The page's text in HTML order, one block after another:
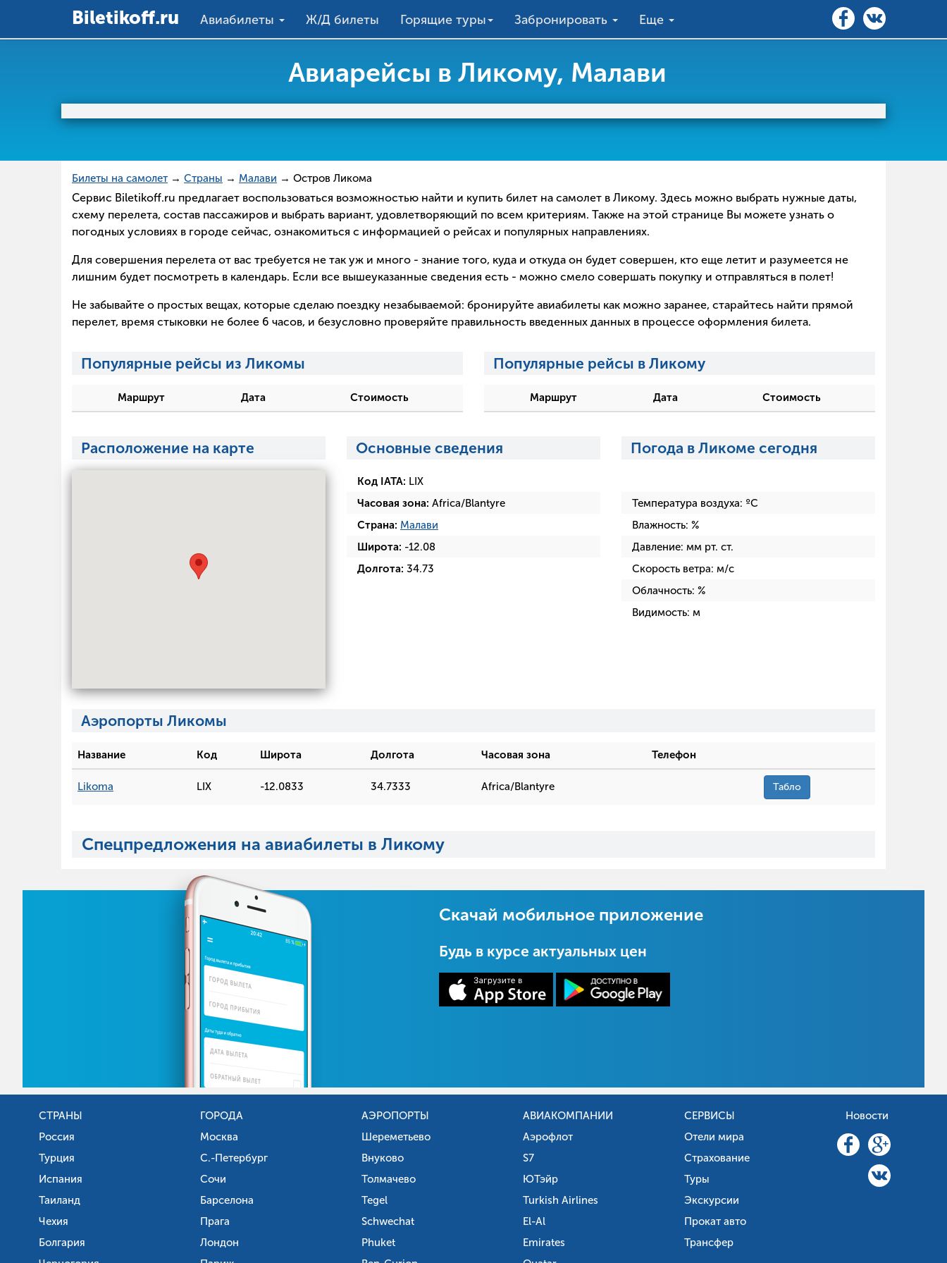
Вiletikoff.ru Авиабилеты Ж/Д билеты Горящие туры Забронировать Еще
Авиарейсы в Ликому, Малави
Билеты на самолет → Страны → Малави → Остров Ликома
Сервис Biletikoff.ru предлагает воспользоваться возможностью найти и купить билет на самолет в Ликому. Здесь можно выбрать нужные даты,
схему перелета, состав пассажиров и выбрать вариант, удовлетворяющий по всем критериям. Также на этой странице Вы можете узнать о
погодных условиях в городе сейчас, ознакомиться с информацией о рейсах и популярных направлениях.
Для совершения перелета от вас требуется не так уж и много - знание того, куда и откуда он будет совершен, кто еще летит и разумеется не
лишним будет посмотреть в календарь. Если все вышеуказанные сведения есть - можно смело совершать покупку и отправляться в полет!
Не забывайте о простых вещах, которые сделаю поездку незабываемой: бронируйте авиабилеты как можно заранее, старайтесь найти прямой
перелет, время стыковки не более 6 часов, и безусловно проверяйте правильность введенных данных в процессе оформления билета.
Популярные рейсы из Ликомы
Маршрут Дата Стоимость
Популярные рейсы в Ликому
Маршрут Дата Стоимость
Расположение на карте Основные сведения
Код IATA: LIX
Часовая зона: Africa/Blantyre
Страна: Малави
Широта: -12.08
Долгота: 34.73
Погода в Ликоме сегодня
Температура воздуха: ºC
Влажность: %
Давление: мм рт. ст.
Скорость ветра: м/с
Облачность: %
Видимость: м
Аэропорты Ликомы
Название Код Широта Долгота Часовая зона Телефон
Likoma LIX -12.0833 34.7333 Africa/Blantyre Табло
Спецпредложения на авиабилеты в Ликому
Скачай мобильное приложение
Будь в курсе актуальных цен
СТРАНЫ
Россия
Турция
Испания
Таиланд
Чехия
Болгария
ГОРОДА
Москва
С.-Петербург
Сочи
Барселона
Прага
Лондон
АЭРОПОРТЫ
Шереметьево
Внуково
Толмачево
Tegel
Schwechat
Phuket
АВИАКОМПАНИИ
Аэрофлот
S7
ЮТэйр
Turkish Airlines
El-Al
Emirates
СЕРВИСЫ
Отели мира
Страхование
Туры
Экскурсии
Прокат авто
Трансфер
Новости